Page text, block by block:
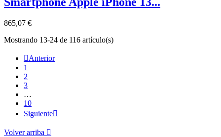
865,07 €
Mostrando 13-24 de 116 artículo(s)
Anterior
1
2
3
…
10
Siguiente
Volver arriba 